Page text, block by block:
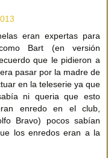
eran expertas para
Bart (en versión
que le pidieron a
pasar por la madre de
en la teleserie ya que
ni queria que esto
enredo en el club,
Bravo) pocos sabían
los enredos eran a la